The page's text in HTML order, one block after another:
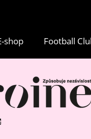
shop Football